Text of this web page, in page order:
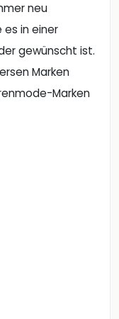
neu
es in einer
gewünscht ist.
Marken
Marken